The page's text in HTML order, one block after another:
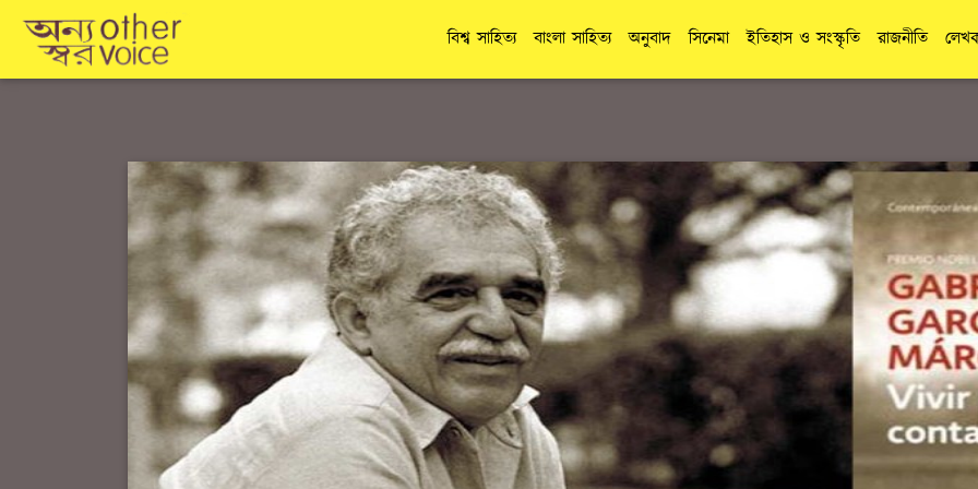
বিশ্ব সাহিত্য বাংলা সাহিত্য অনুবাদ সিনেমা ইতিহাস ও সংস্কৃতি রাজনীতি